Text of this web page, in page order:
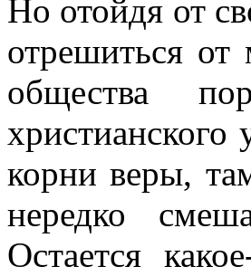
Но отойдя от
отрешиться
общества
христианского
корни веры,
нередко
Остается